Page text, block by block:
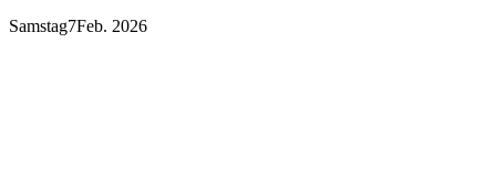
Samstag7Feb. 2026